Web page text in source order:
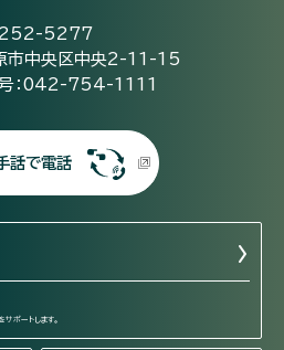
252-5277
市中央区中央2-11-15
号：042-754-1111
話で電話
ポートします。